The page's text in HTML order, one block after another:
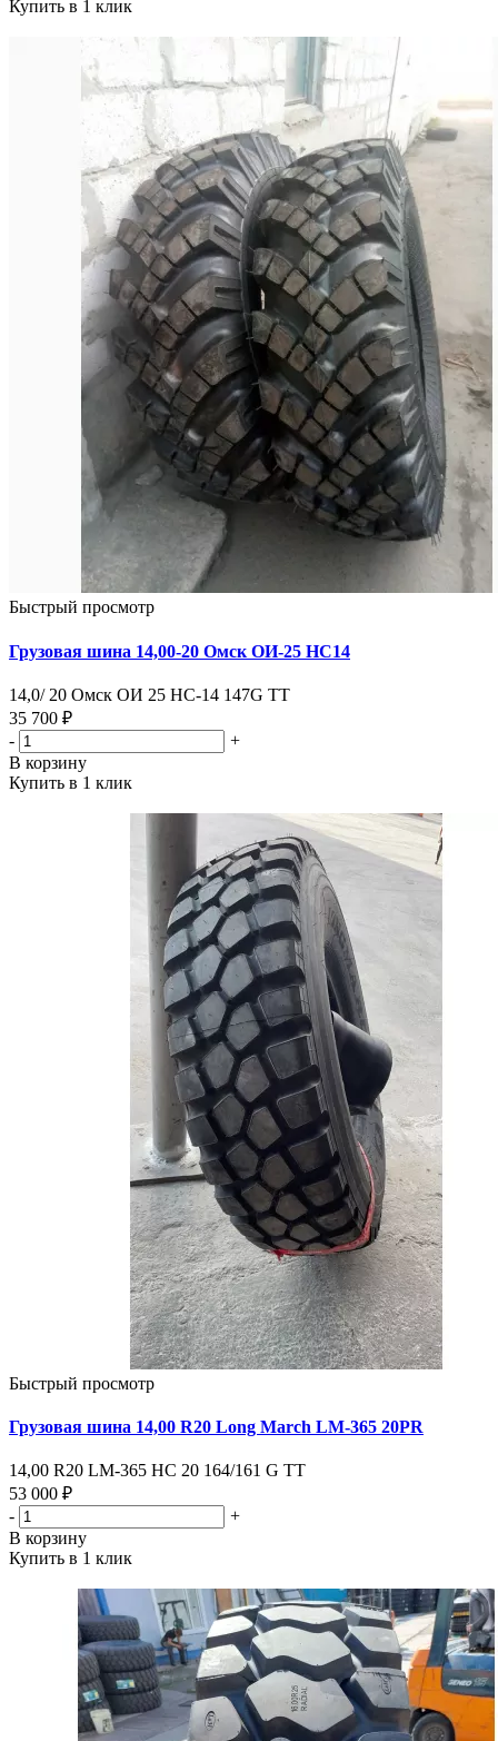
Купить в 1 клик
Быстрый просмотр
Грузовая шина 14,00-20 Омск ОИ-25 НС14
14,0/ 20 Омск ОИ 25 НС-14 147G ТТ
35 700 ₽
-
+
В корзину
Купить в 1 клик
Быстрый просмотр
Грузовая шина 14,00 R20 Long March LM-365 20PR
14,00 R20 LM-365 НС 20 164/161 G ТТ
53 000 ₽
-
+
В корзину
Купить в 1 клик